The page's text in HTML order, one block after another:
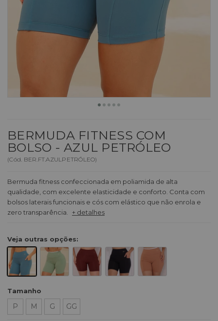
BERMUDA FITNESS COM
BOLSO - AZUL PETRÓLEO
(Cód. BER.FT.AZULPETRÓLEO)
Bermuda fitness confeccionada em poliamida de alta
qualidade, com excelente elasticidade e conforto. Conta com
bolsos laterais funcionais e cós com elástico que não enrola e
zero transparência.
+ detalhes
Veja outras opções:
Tamanho
P M G GG